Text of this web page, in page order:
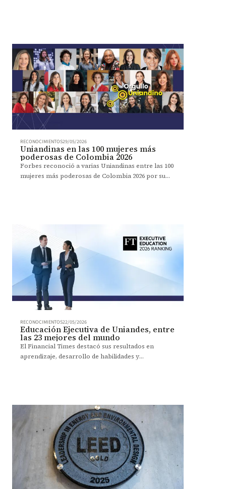
RECONOCIMIENTOS29/05/2026
Uniandinas en las 100 mujeres más
poderosas de Colombia 2026
Forbes reconoció a varias Uniandinas entre las 100
mujeres más poderosas de Colombia 2026 por su
RECONOCIMIENTOS22/05/2026
Educación Ejecutiva de Uniandes, entre
las 23 mejores del mundo
El Financial Times destacó sus resultados en
aprendizaje, desarrollo de habilidades y